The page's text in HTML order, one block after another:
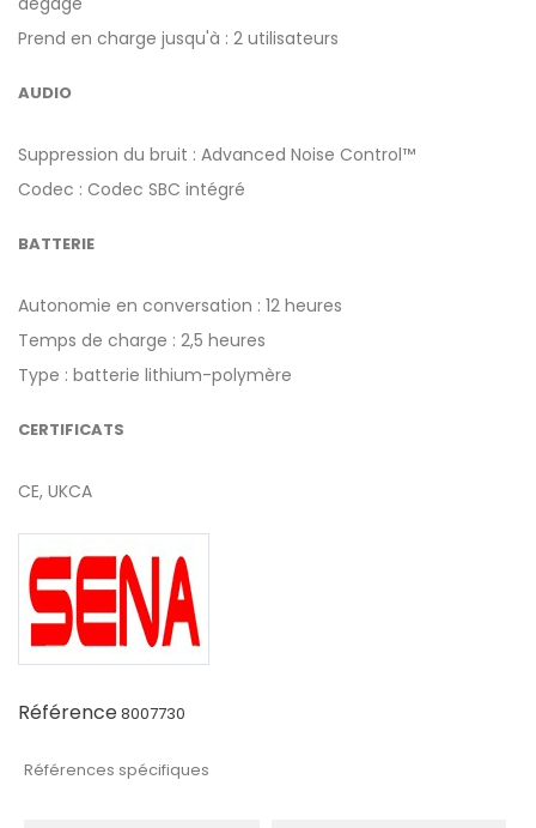
Prend en charge jusqu'à : 2 utilisateurs
AUDIO
Suppression du bruit : Advanced Noise Control™
Codec : Codec SBC intégré
BATTERIE
Autonomie en conversation : 12 heures
Temps de charge : 2,5 heures
Type : batterie lithium-polymère
CERTIFICATS
CE, UKCA
Référence8007730
Références spécifiques